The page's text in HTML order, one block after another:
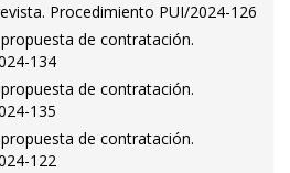
Procedimiento PUI/2024-126
de contratación.
134
de contratación.
135
de contratación.
122